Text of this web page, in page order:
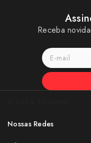
Receba
Nossas Redes